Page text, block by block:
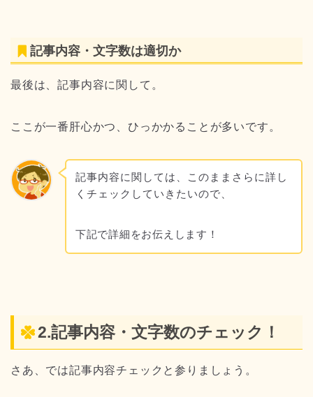
記事内容・文字数は適切か
最後は、記事内容に関して。
ここが一番肝心かつ、ひっかかることが多いです。
記事内容に関しては、このままさらに詳し
くチェックしていきたいので、
下記で詳細をお伝えします！
2.記事内容・文字数のチェック！
さあ、では記事内容チェックと参りましょう。